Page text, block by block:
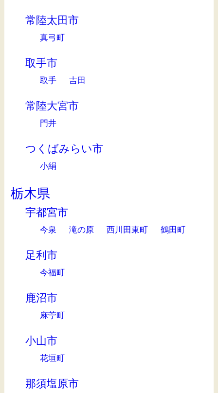
常陸太田市
真弓町
取手市
取手 吉田
常陸大宮市
門井
つくばみらい市
小絹
栃木県
宇都宮市
今泉 滝の原 西川田東町 鶴田町
足利市
今福町
鹿沼市
麻苧町
小山市
花垣町
那須塩原市